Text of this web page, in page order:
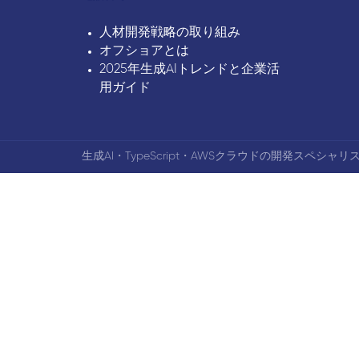
人材開発戦略の取り組み
オフショアとは
2025年生成AIトレンドと企業活
用ガイド
生成AI・TypeScript・AWSクラウドの開発スペシャリ